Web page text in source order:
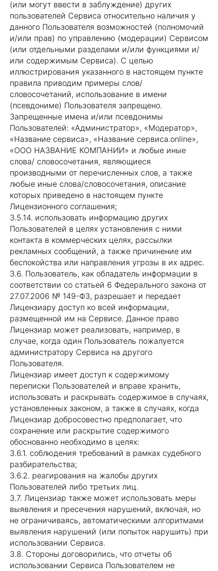
(или могут ввести в заблуждение) других
пользователей Сервиса относительно наличия у
данного Пользователя возможностей (полномочий
и/или прав) по управлению (модерации) Сервисом
(или отдельными разделами и/или функциями и/
или содержимым Сервиса). С целью
иллюстрирования указанного в настоящем пункте
правила приводим примеры слов/
словосочетаний, использование в имени
(псевдониме) Пользователя запрещено.
Запрещенные имена и/или псевдонимы
Пользователей: «Администратор», «Модератор»,
«Название сервиса», «Название сервиса.online»,
«ООО НАЗВАНИЕ КОМПАНИИ» и любые иные
слова/ словосочетания, являющиеся
производными от перечисленных слов, а также
любые иные слова/словосочетания, описание
которых приведено в настоящем пункте
Лицензионного соглашения;
3.5.14. использовать информацию других
Пользователей в целях установления с ними
контакта в коммерческих целях, рассылки
рекламных сообщений, а также причинение им
беспокойства или направления угрозы в их адрес.
3.6. Пользователь, как обладатель информации в
соответствии со статьей 6 Федерального закона от
27.07.2006 № 149-ФЗ, разрешает и передает
Лицензиару доступ ко всей информации,
размещенной им на Сервисе. Данное право
Лицензиар может реализовать, например, в
случае, когда один Пользователь пожалуется
администратору Сервиса на другого
Пользователя.
Лицензиар имеет доступ к содержимому
переписки Пользователей и вправе хранить,
использовать и раскрывать содержимое в случаях,
установленных законом, а также в случаях, когда
Лицензиар добросовестно предполагает, что
сохранение или раскрытие содержимого
обоснованно необходимо в целях:
3.6.1. соблюдения требований в рамках судебного
разбирательства;
3.6.2. реагирования на жалобы других
Пользователей либо третьих лиц.
3.7. Лицензиар также может использовать меры
выявления и пресечения нарушений, включая, но
не ограничиваясь, автоматическими алгоритмами
выявления нарушений (или попыток нарушить) при
использовании Сервиса.
3.8. Стороны договорились, что отчеты об
использовании Сервиса Пользователем не